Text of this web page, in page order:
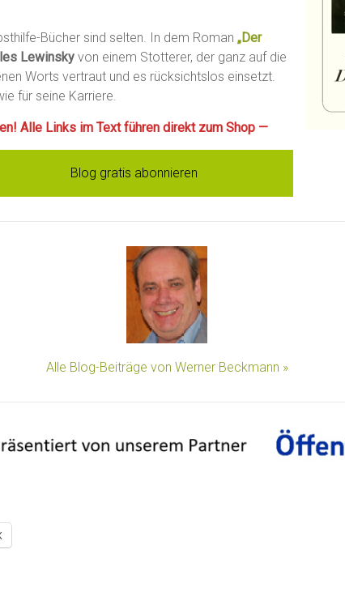
Bücher sind selten. In dem Roman „Der
Lewinsky von einem Stotterer, der ganz auf die
Worts vertraut und es rücksichtslos einsetzt.
für seine Karriere.
Alle Links im Text führen direkt zum Shop —
Blog gratis abonnieren
Alle Blog-Beiträge von Werner Beckmann »